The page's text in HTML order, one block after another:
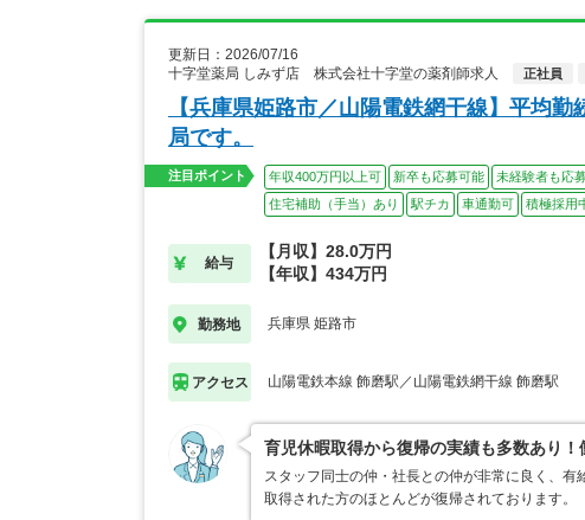
更新日：2026/07/16
十字堂薬局 しみず店 株式会社十字堂の薬剤師求人
正社員
【兵庫県姫路市／山陽電鉄網干線】平均
局です。
注目ポイント 年収400万円以上可 新卒も応募可能 未経験者も応
住宅補助（手当）あり
駅チカ 車通勤可 積極採用
給与
【月収】28.0万円
【年収】434万円
勤務地 兵庫県 姫路市
アクセス 山陽電鉄本線 飾磨駅／山陽電鉄網干線 飾磨駅
育児休暇取得から復帰の実績も多数あり！
スタッフ同士の仲・社長との仲が非常に良く、
取得された方のほとんどが復帰されております。